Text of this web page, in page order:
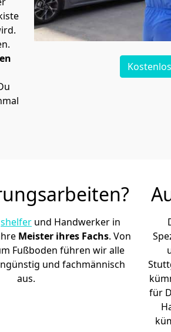
und Handwerker in
Meister ihres Fachs. Von
Fußboden führen wir alle
und fachmännisch
aus.
für